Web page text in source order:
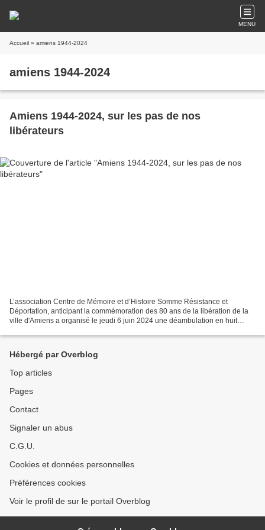
MENU
Accueil » amiens 1944-2024
amiens 1944-2024
Amiens 1944-2024, sur les pas de nos
libérateurs
L’association Centre de Mémoire et d’Histoire Somme Résistance et
Déportation, anticipant la commémoration des 80 ans de la libération de la
ville d'Amiens a organisé le jeudi 6 juin 2024 une déambulation en huit
Hébergé par Overblog
Top articles
Pages
Contact
Signaler un abus
C.G.U.
Cookies et données personnelles
Préférences cookies
Voir le profil de sur le portail Overblog